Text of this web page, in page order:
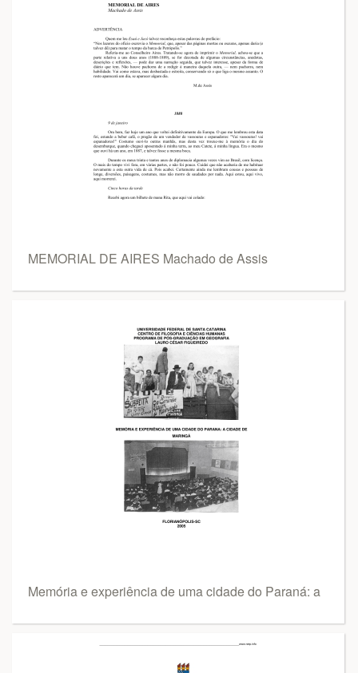
MEMORIAL DE AIRES Machado de Assis
Memória e experiência de uma cidade do Paraná: a